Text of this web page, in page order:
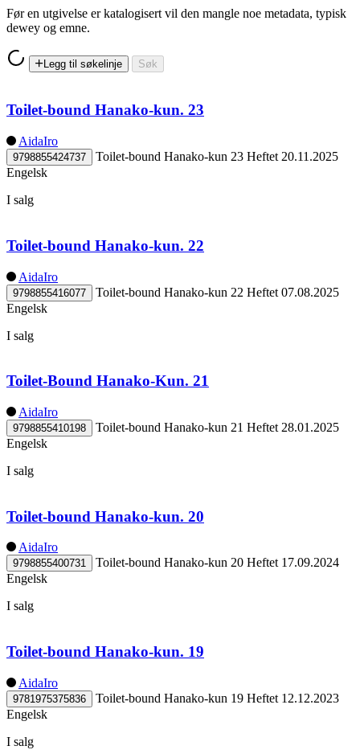
Før en utgivelse er katalogisert vil den mangle noe metadata, typisk
dewey og emne.
Legg til søkelinje Søk
Toilet-bound Hanako-kun. 23
AidaIro
9798855424737 Toilet-bound Hanako-kun 23 Heftet 20.11.2025
Engelsk
I salg
Toilet-bound Hanako-kun. 22
AidaIro
9798855416077 Toilet-bound Hanako-kun 22 Heftet 07.08.2025
Engelsk
I salg
Toilet-Bound Hanako-Kun. 21
AidaIro
9798855410198 Toilet-bound Hanako-kun 21 Heftet 28.01.2025
Engelsk
I salg
Toilet-bound Hanako-kun. 20
AidaIro
9798855400731 Toilet-bound Hanako-kun 20 Heftet 17.09.2024
Engelsk
I salg
Toilet-bound Hanako-kun. 19
AidaIro
9781975375836 Toilet-bound Hanako-kun 19 Heftet 12.12.2023
Engelsk
I salg